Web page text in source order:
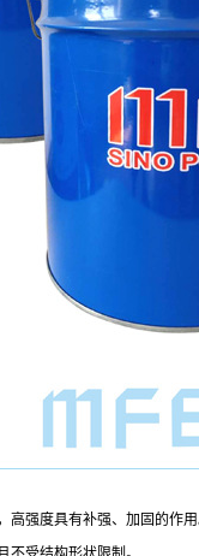
，高强度具有补强、加固的